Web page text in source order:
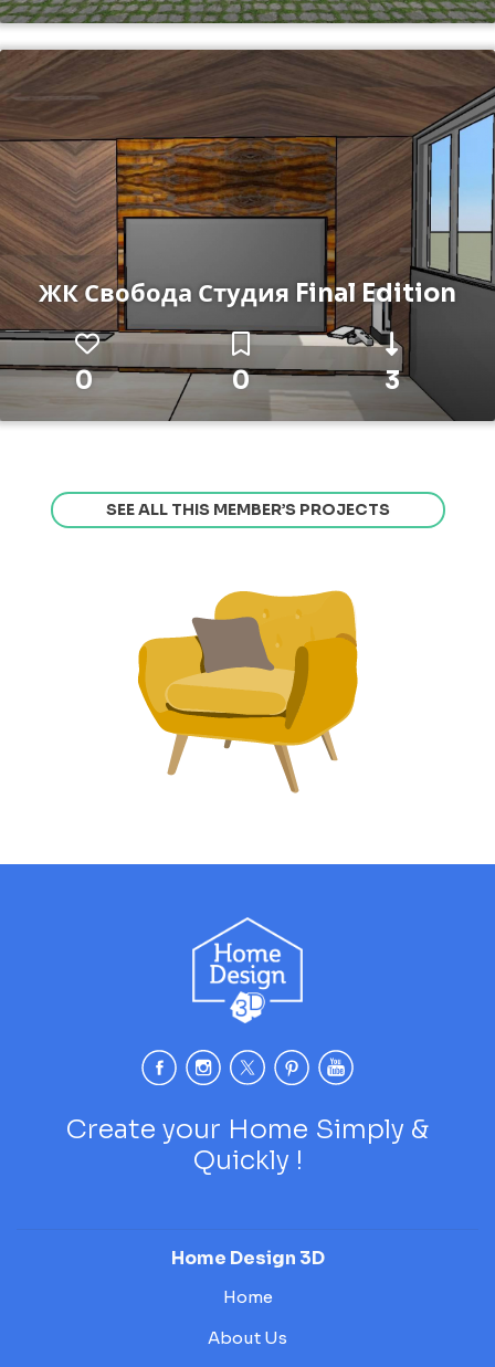
ЖК Свобода Студия Final Edition
0 0 3
SEE ALL THIS MEMBER’S PROJECTS
Create your Home Simply &
Quickly !
Home Design 3D
Home
About Us